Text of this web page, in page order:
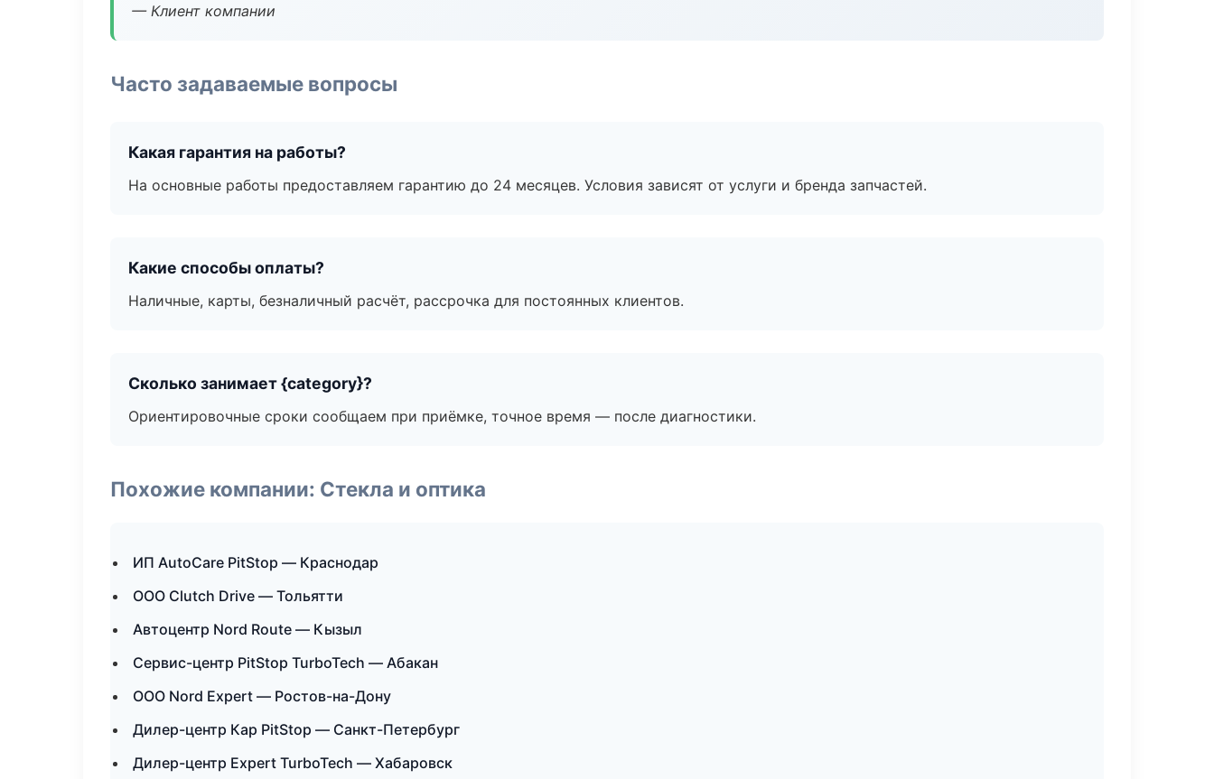
— Клиент компании
Часто задаваемые вопросы
Какая гарантия на работы?
На основные работы предоставляем гарантию до 24 месяцев. Условия зависят от услуги и бренда запчастей.
Какие способы оплаты?
Наличные, карты, безналичный расчёт, рассрочка для постоянных клиентов.
Сколько занимает {category}?
Ориентировочные сроки сообщаем при приёмке, точное время — после диагностики.
Похожие компании: Стекла и оптика
ИП AutoCare PitStop — Краснодар
ООО Clutch Drive — Тольятти
Автоцентр Nord Route — Кызыл
Сервис-центр PitStop TurboTech — Абакан
ООО Nord Expert — Ростов-на-Дону
Дилер-центр Кар PitStop — Санкт-Петербург
Дилер-центр Expert TurboTech — Хабаровск